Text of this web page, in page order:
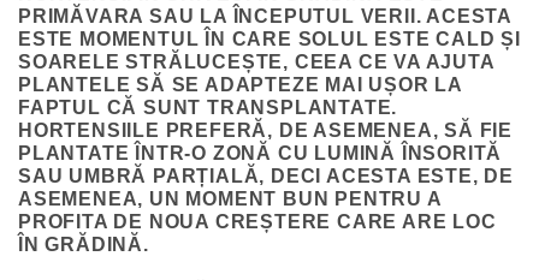
PRIMĂVARA SAU LA ÎNCEPUTUL VERII. ACESTA
ESTE MOMENTUL ÎN CARE SOLUL ESTE CALD ȘI
SOARELE STRĂLUCEȘTE, CEEA CE VA AJUTA
PLANTELE SĂ SE ADAPTEZE MAI UȘOR LA
FAPTUL CĂ SUNT TRANSPLANTATE.
HORTENSIILE PREFERĂ, DE ASEMENEA, SĂ FIE
PLANTATE ÎNTR-O ZONĂ CU LUMINĂ ÎNSORITĂ
SAU UMBRĂ PARȚIALĂ, DECI ACESTA ESTE, DE
ASEMENEA, UN MOMENT BUN PENTRU A
PROFITA DE NOUA CREȘTERE CARE ARE LOC
ÎN GRĂDINĂ.